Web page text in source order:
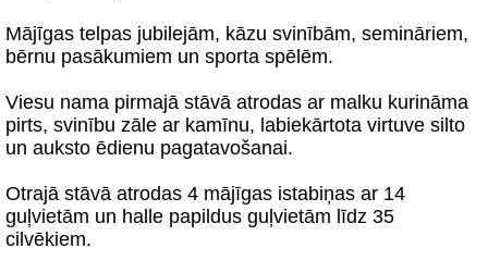
Mājīgas telpas jubilejām, kāzu svinībām, semināriem,
bērnu pasākumiem un sporta spēlēm.
Viesu nama pirmajā stāvā atrodas ar malku kurināma
pirts, svinību zāle ar kamīnu, labiekārtota virtuve silto
un auksto ēdienu pagatavošanai.
Otrajā stāvā atrodas 4 mājīgas istabiņas ar 14
guļvietām un halle papildus guļvietām līdz 35
cilvēkiem.